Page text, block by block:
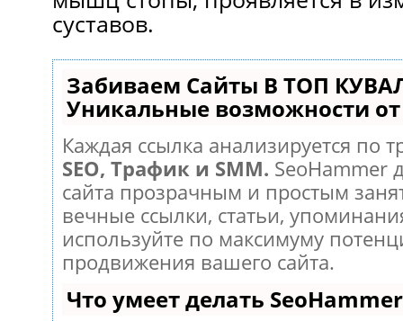
суставов.
Забиваем Сайты В ТОП
Уникальные возможности от
Каждая ссылка анализируется по
SEO, Трафик и SMM. SeoHammer
сайта прозрачным и простым
вечные ссылки, статьи,
используйте по максимуму
продвижения вашего сайта.
Что умеет делать SeoHammer